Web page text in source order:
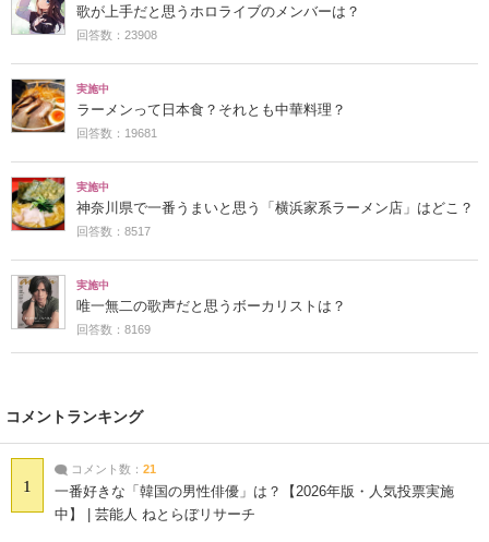
歌が上手だと思うホロライブのメンバーは？
回答数：23908
実施中
ラーメンって日本食？それとも中華料理？
回答数：19681
実施中
神奈川県で一番うまいと思う「横浜家系ラーメン店」はどこ？
回答数：8517
実施中
唯一無二の歌声だと思うボーカリストは？
回答数：8169
コメントランキング
1
コメント数： 21
一番好きな「韓国の男性俳優」は？【2026年版・人気投票実施
中】 | 芸能人 ねとらぼリサーチ